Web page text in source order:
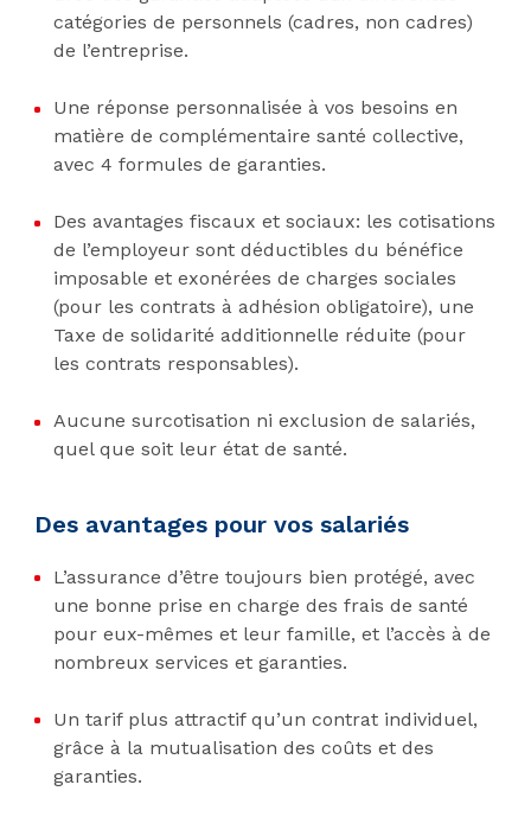
catégories de personnels (cadres, non cadres)
de l’entreprise.
Une réponse personnalisée à vos besoins en
matière de complémentaire santé collective,
avec 4 formules de garanties.
Des avantages fiscaux et sociaux: les cotisations
de l’employeur sont déductibles du bénéfice
imposable et exonérées de charges sociales
(pour les contrats à adhésion obligatoire), une
Taxe de solidarité additionnelle réduite (pour
les contrats responsables).
Aucune surcotisation ni exclusion de salariés,
quel que soit leur état de santé.
Des avantages pour vos salariés
L’assurance d’être toujours bien protégé, avec
une bonne prise en charge des frais de santé
pour eux-mêmes et leur famille, et l’accès à de
nombreux services et garanties.
Un tarif plus attractif qu’un contrat individuel,
grâce à la mutualisation des coûts et des
garanties.